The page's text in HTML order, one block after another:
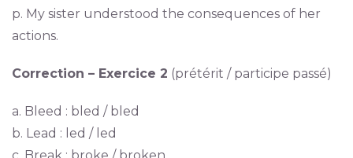
p. My sister understood the consequences of her
actions.
Correction – Exercice 2 (prétérit / participe passé)
a. Bleed : bled / bled
b. Lead : led / led